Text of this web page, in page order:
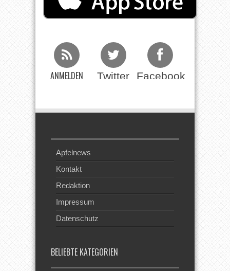
ANMELDEN Twitter Facebook
Apfelnews
Kontakt
Redaktion
Impressum
Datenschutz
BELIEBTE KATEGORIEN